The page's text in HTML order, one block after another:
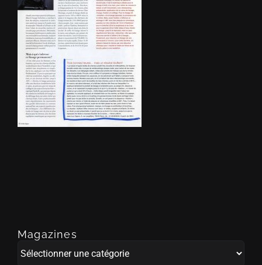
Magazines
Magazines